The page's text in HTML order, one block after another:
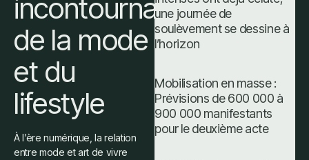
incontournable
de la mode
et du
lifestyle
À l’ère numérique, la relation
entre mode et art de vivre
une journée de
soulèvement se dessine à
l’horizon
Mobilisation en masse :
Prévisions de 600 000 à
900 000 manifestants
pour le deuxième acte